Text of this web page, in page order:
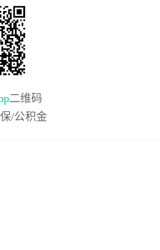
二维码
/公积金